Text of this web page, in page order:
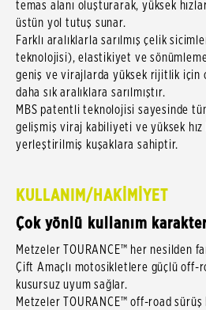
temas alanı oluşturarak, yüksek
üstün yol tutuş sunar.
Farklı aralıklarla sarılmış çelik
teknolojisi), elastikiyet ve
geniş ve virajlarda yüksek rijitlik için
daha sık aralıklara sarılmıştır.
MBS patentli teknolojisi sayesinde
gelişmiş viraj kabiliyeti ve yüksek hız
yerleştirilmiş kuşaklara sahiptir.
KULLANIM/HAKİMİYET
Çok yönlü kullanım
Metzeler TOURANCE™ her nesilden
Çift Amaçlı motosikletlere güçlü off-
kusursuz uyum sağlar.
Metzeler TOURANCE™ off-road